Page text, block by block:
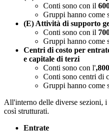
Conti sono con il
Gruppi hanno come
(E) Attività di supporto
Conti sono con il
Gruppi hanno come
Centri di costo per
e capitale di terzi
Conti sono con l'
Conti sono centri di
Gruppi hanno come
All'interno delle diverse sezioni,
così strutturati.
Entrate